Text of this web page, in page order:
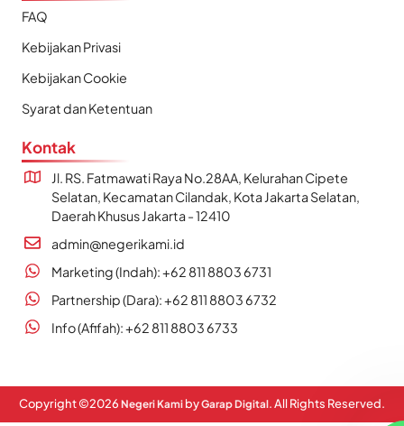
FAQ
Kebijakan Privasi
Kebijakan Cookie
Syarat dan Ketentuan
Kontak
Jl. RS. Fatmawati Raya No.28AA, Kelurahan Cipete
Selatan, Kecamatan Cilandak, Kota Jakarta Selatan,
Daerah Khusus Jakarta - 12410
admin@negerikami.id
Marketing (Indah): +62 811 8803 6731
Partnership (Dara): +62 811 8803 6732
Info (Afifah): +62 811 8803 6733
Copyright ©2026 Negeri Kami byGarap Digital. All Rights Reserved.